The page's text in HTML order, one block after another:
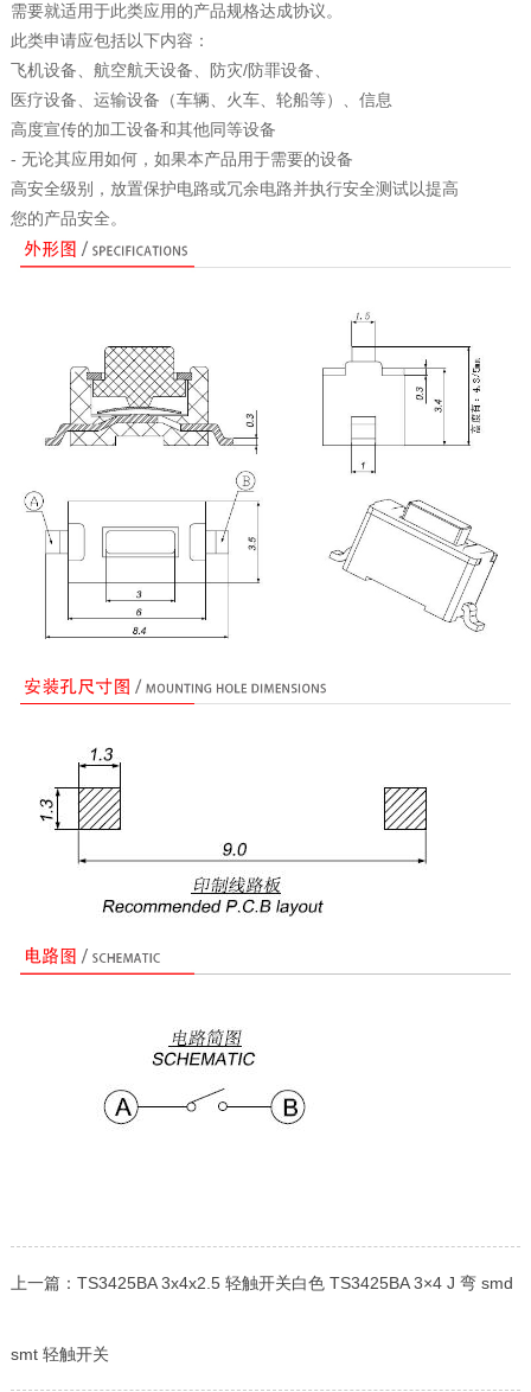
需要就适用于此类应用的产品规格达成协议。
此类申请应包括以下内容：
飞机设备、航空航天设备、防灾/防罪设备、
医疗设备、运输设备（车辆、火车、轮船等）、信息
高度宣传的加工设备和其他同等设备
- 无论其应用如何，如果本产品用于需要的设备
高安全级别，放置保护电路或冗余电路并执行安全测试以提高
您的产品安全。
上一篇： TS3425BA 3x4x2.5 轻触开关白色 TS3425BA 3×4 J 弯 smd
smt 轻触开关